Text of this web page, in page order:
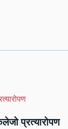
प्रत्यारोपण